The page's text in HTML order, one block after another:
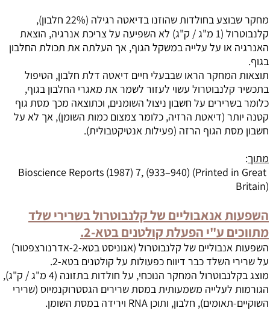
מחקר שבוצע בחולדות שהוזנו בדיאטה רגילה (22% חלבון),
קלנבוטרול (1 מ"ג / ק"ג) לא השפיעה על צריכת אנרגיה, הוצאת
האנרגיה או על עלייה במשקל הגוף, אך העלתה את תכולת החלבון
בגוף.
תוצאות המחקר הראו שבבעלי חיים דיאטה דלת חלבון, הטיפול
בתכשיר קלנבוטרול עשוי לעזור לשמר את מאגרי החלבון בגוף,
כלומר בשרירים על חשבון ניצול השומנים, וכתוצאה מכך מסת גוף
קטנה יותר (דיאטת הרזיה, כלומר צמצום כמות השומן), אך לא על
חשבון מסת הגוף הרזה (פעילות אנטיקטבולית).
מתוך:
Bioscience Reports (1987) 7, (933–940) (Printed in Great
Britain)
השפעות אנאבוליים של קלנבוטרול בשרירי שלד
מתווכים ע"י הפעלת קולטנים בטא-2.
השפעות אנבוליים של קלנבוטרול (אגוניסט בטא-2-אדרנורצפטור)
על שרירי השלד כבר דיווח כפעולות על קולטנים בטא-2.
מוצג בקלנבוטרול המחקר הנוכחי, על חולדות בתזונה (4 מ"ג / ק"ג),
הגורמות לעלייה משמעותית במסת שרירים הגסטרוקנמיוס (שרירי
השוקיים-תאומים), חלבון, ותוכן RNA וירידה במסת השומן.